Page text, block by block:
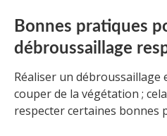
Bonnes pratiques
débroussaillage
Réaliser un débroussaillage
couper de la végétation ;
respecter certaines bonnes